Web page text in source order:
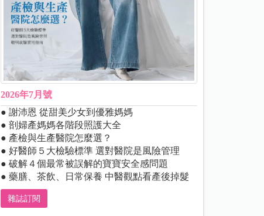
2026年7月號
● 謝沛恩 從甜美少女到優雅媽媽
● 剖婦產媽媽各階段照護大全
● 產檢與生產醫院怎麼選？
● 好醫師５大檢驗標準 選對醫院是風險管理
● 破解４個最常被誤解的寶寶安全感問題
● 藥膳、茶飲、日常保養 中醫觀點看產後掉髮
雜誌訂閱